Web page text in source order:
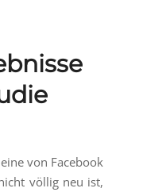
von Facebook
völlig neu ist,